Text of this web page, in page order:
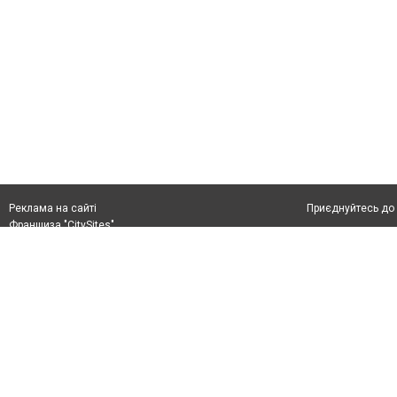
Реклама на сайті
Франшиза "CitySites"
Приєднуйтесь до